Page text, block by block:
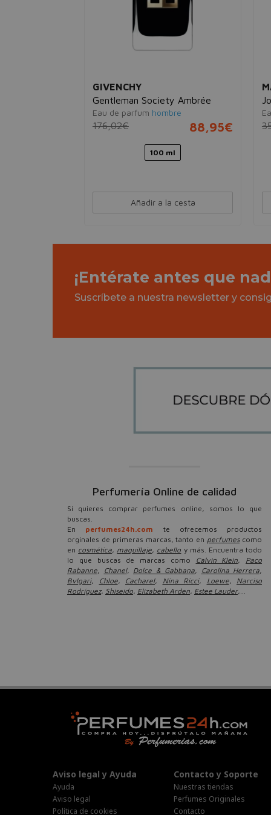
GIVENCHY
Gentleman Society Ambrée
Eau de parfum hombre
176,02€ 88,95€
100 ml
Añadir a la cesta
¡Entérate antes que
Suscríbete a nuestra newsletter y
Perfumería Online de calidad
Si quieres comprar perfumes online, somos lo que
buscas.
En perfumes24h.com te ofrecemos productos
orginales de primeras marcas, tanto en perfumescomo
en cosmética, maquillaje, cabello y más. Encuentra todo
lo que buscas de marcas como Calvin Klein, Paco
Rabanne, Chanel, Dolce & Gabbana, Carolina Herrera,
Bvlgari, Chloe, Cacharel, Nina Ricci, Loewe, Narciso
Rodríguez, Shiseido, Elizabeth Arden, Estee Lauder,...
Aviso legal y Ayuda
Ayuda
Aviso legal
Política de cookies
Contacto y Soporte
Nuestras tiendas
Perfumes Originales
Contacto